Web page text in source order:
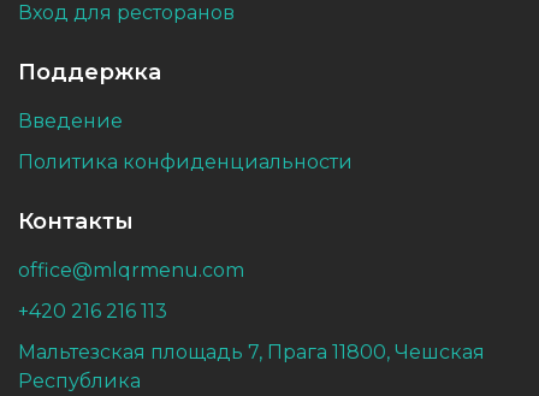
Вход для ресторанов
Поддержка
Введение
Политика конфиденциальности
Контакты
office@mlqrmenu.com
+420 216 216 113
Мальтезская площадь 7, Прага 11800, Чешская
Республика